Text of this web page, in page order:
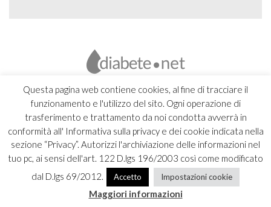
Questa pagina web contiene cookies, al fine di tracciare il
funzionamento e l'utilizzo del sito. Ogni operazione di
trasferimento e trattamento da noi condotta avverrà in
conformità all' Informativa sulla privacy e dei cookie indicata nella
sezione “Privacy”. Autorizzi l'archiviazione delle informazioni nel
tuo pc, ai sensi dell'art. 122 D.lgs 196/2003 così come modificato
dal D.lgs 69/2012.
Accetto Impostazioni cookie
Maggiori informazioni
Copyright 2026 Ascensia Diabetes Care Italy srl |Credits